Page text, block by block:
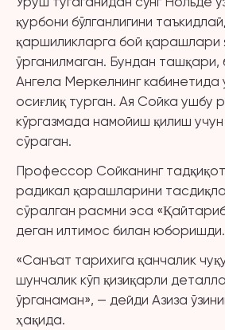
қурбони бўлганлигини
қаршиликларга бой қарашлари
ўрганилмаган. Бундан ташқари,
Ангела Меркелнинг кабинетида
осиғлиқ турган. Ая Сойка ушбу
кўргазмада намойиш қилиш
сўраган.
Профессор Сойканинг
радикал қарашларини
сўралган расмни эса
деган илтимос билан юборишди.
«Санъат тарихига қанчалик
шунчалик кўп қизиқарли
ўрганаман», — дейди Азиза
ҳақида.